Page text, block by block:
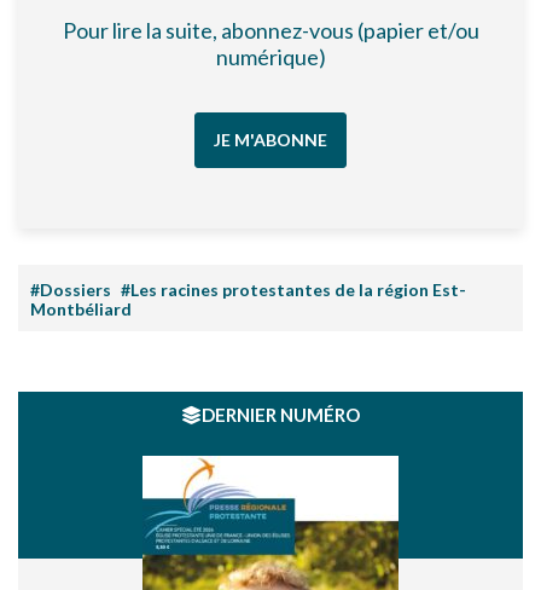
Pour lire la suite, abonnez-vous (papier et/ou
numérique)
JE M'ABONNE
#Dossiers #Les racines protestantes de la région Est-
Montbéliard
DERNIER NUMÉRO